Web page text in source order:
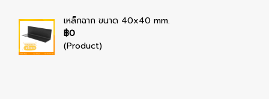
เหล็กฉาก ขนาด 40x40 mm.
฿0
(Product)